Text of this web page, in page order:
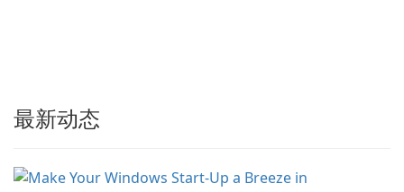
最新动态